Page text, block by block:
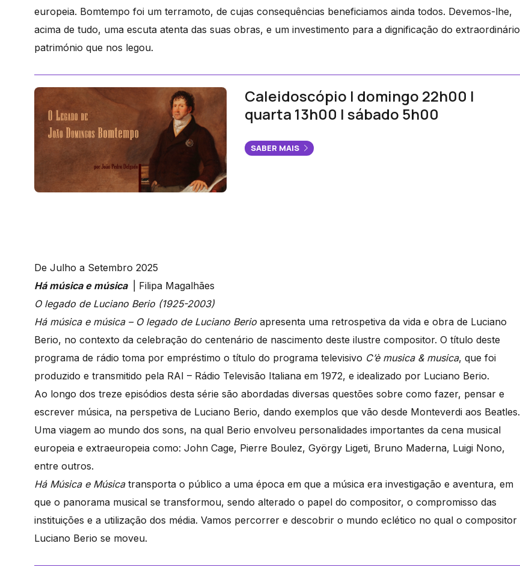
europeia. Bomtempo foi um terramoto, de cujas consequências beneficiamos ainda todos. Devemos-lhe,
acima de tudo, uma escuta atenta das suas obras, e um investimento para a dignificação do extraordinário
património que nos legou.
Caleidoscópio | domingo 22h00 |
quarta 13h00 | sábado 5h00
SABER MAIS
De Julho a Setembro 2025
Há música e música
| Filipa Magalhães
O legado de Luciano Berio (1925-2003)
Há música e música – O legado de Luciano Berio apresenta uma retrospetiva da vida e obra de Luciano
Berio, no contexto da celebração do centenário de nascimento deste ilustre compositor. O título deste
programa de rádio toma por empréstimo o título do programa televisivo C’è musica & musica, que foi
produzido e transmitido pela RAI – Rádio Televisão Italiana em 1972, e idealizado por Luciano Berio.
Ao longo dos treze episódios desta série são abordadas diversas questões sobre como fazer, pensar e
escrever música, na perspetiva de Luciano Berio, dando exemplos que vão desde Monteverdi aos Beatles.
Uma viagem ao mundo dos sons, na qual Berio envolveu personalidades importantes da cena musical
europeia e extraeuropeia como: John Cage, Pierre Boulez, György Ligeti, Bruno Maderna, Luigi Nono,
entre outros.
Há Música e Músicatransporta o público a uma época em que a música era investigação e aventura, em
que o panorama musical se transformou, sendo alterado o papel do compositor, o compromisso das
instituições e a utilização dos média. Vamos percorrer e descobrir o mundo eclético no qual o compositor
Luciano Berio se moveu.